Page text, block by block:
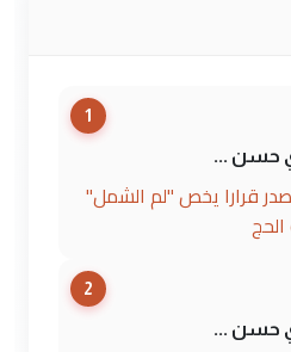
1
حسن ...
قرارا يخص "لم الشمل"
2
حسن ...